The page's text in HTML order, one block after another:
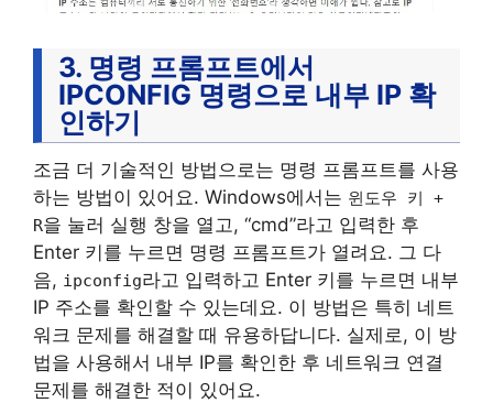
3. 명령 프롬프트에서
IPCONFIG 명령으로 내부 IP 확
인하기
조금 더 기술적인 방법으로는 명령 프롬프트를 사용
하는 방법이 있어요. Windows에서는 윈도우 키 +
R을 눌러 실행 창을 열고, “cmd”라고 입력한 후
Enter 키를 누르면 명령 프롬프트가 열려요. 그 다
음, ipconfig라고 입력하고 Enter 키를 누르면 내부
IP 주소를 확인할 수 있는데요. 이 방법은 특히 네트
워크 문제를 해결할 때 유용하답니다. 실제로, 이 방
법을 사용해서 내부 IP를 확인한 후 네트워크 연결
문제를 해결한 적이 있어요.